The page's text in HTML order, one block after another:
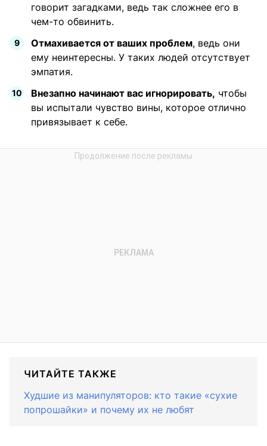
говорит загадками, ведь так сложнее его в
чем-то обвинить.
Отмахивается от ваших проблем, ведь они
ему неинтересны. У таких людей отсутствует
эмпатия.
Внезапно начинают вас игнорировать, чтобы
вы испытали чувство вины, которое отлично
привязывает к себе.
ЧИТАЙТЕ ТАКЖЕ
Худшие из манипуляторов: кто такие «сухие
попрошайки» и почему их не любят